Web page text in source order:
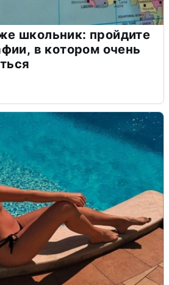
школьник: пройдите
в котором очень